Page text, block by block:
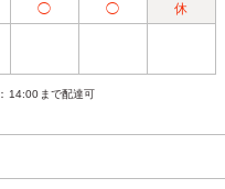
◯ ◯ 休
：14:00まで配達可